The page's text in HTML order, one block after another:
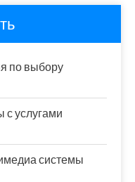
по выбору
услугами
системы